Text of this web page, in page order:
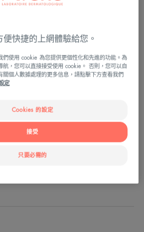
方由99.5%的天然來源成分組
嘴唇。
快捷的上網體驗給您。
們使用 cookie 為您提供更個性化和先進的功能。為
航，您可以直接接受使用 cookie。 否則，您可以自
個人數據處理的更多信息，請點擊下方查看我們
定
Cookies 的設定
只要必需的
接受